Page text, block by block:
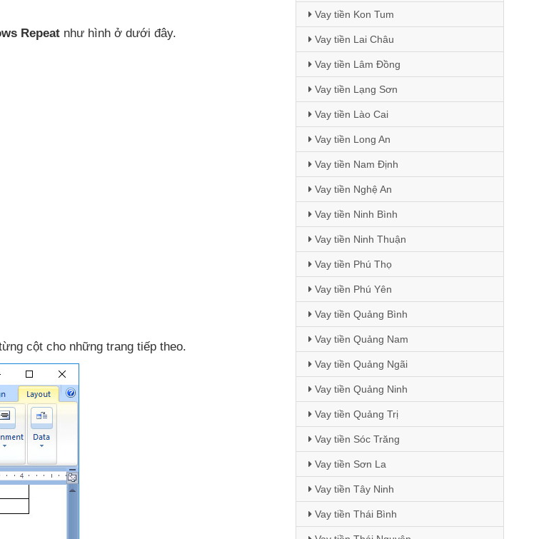
Repeat như hình ở dưới đây.
cột cho những trang tiếp theo.
Vay tiền Kon Tum
Vay tiền Lai Châu
Vay tiền Lâm Đồng
Vay tiền Lạng Sơn
Vay tiền Lào Cai
Vay tiền Long An
Vay tiền Nam Định
Vay tiền Nghệ An
Vay tiền Ninh Bình
Vay tiền Ninh Thuận
Vay tiền Phú Thọ
Vay tiền Phú Yên
Vay tiền Quảng Bình
Vay tiền Quảng Nam
Vay tiền Quảng Ngãi
Vay tiền Quảng Ninh
Vay tiền Quảng Trị
Vay tiền Sóc Trăng
Vay tiền Sơn La
Vay tiền Tây Ninh
Vay tiền Thái Bình